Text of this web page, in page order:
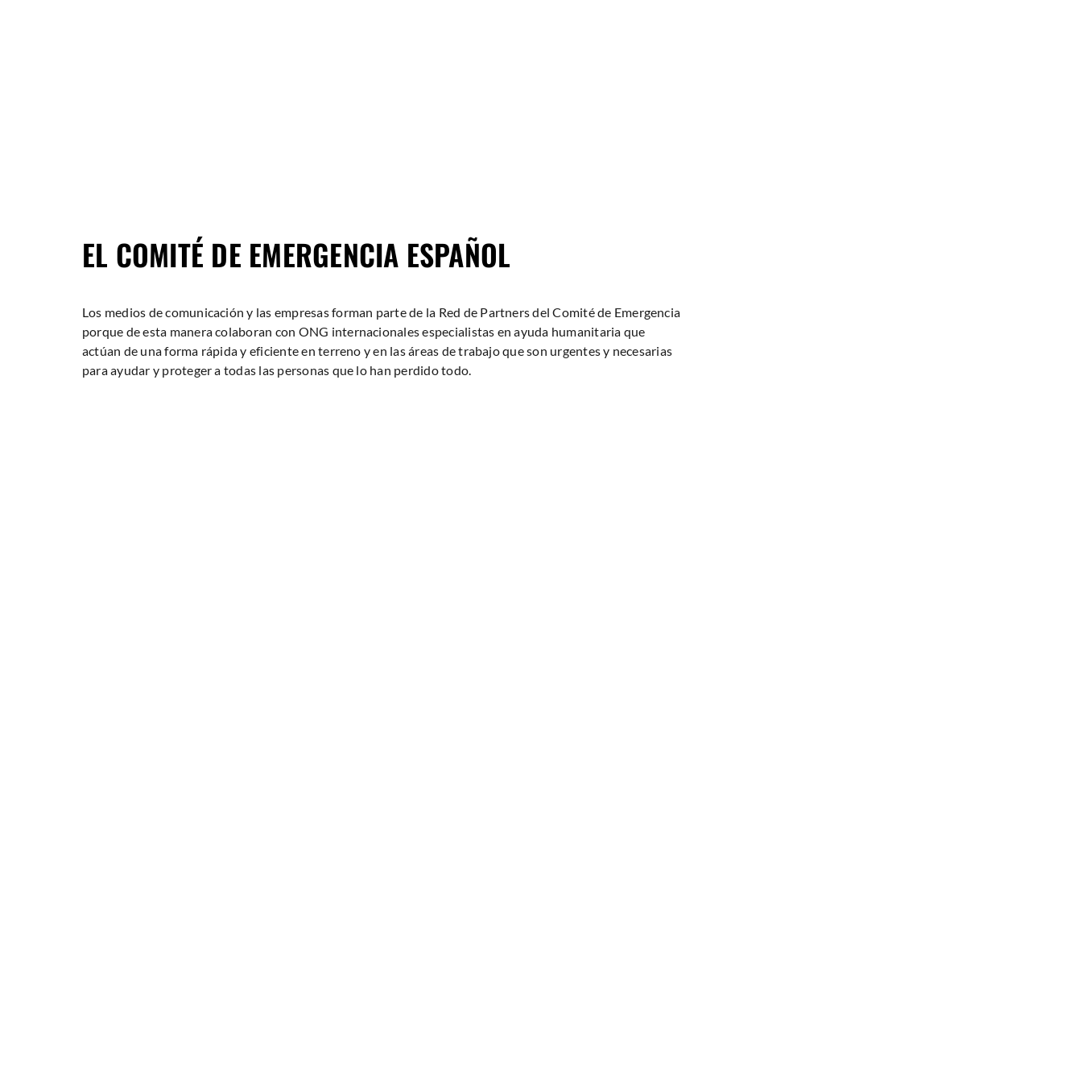
EL COMITÉ DE EMERGENCIA ESPAÑOL
Los medios de comunicación y las empresas forman parte de la Red de Partners del Comité de Emergencia
porque de esta manera colaboran con ONG internacionales especialistas en ayuda humanitaria que
actúan de una forma rápida y eficiente en terreno y en las áreas de trabajo que son urgentes y necesarias
para ayudar y proteger a todas las personas que lo han perdido todo.